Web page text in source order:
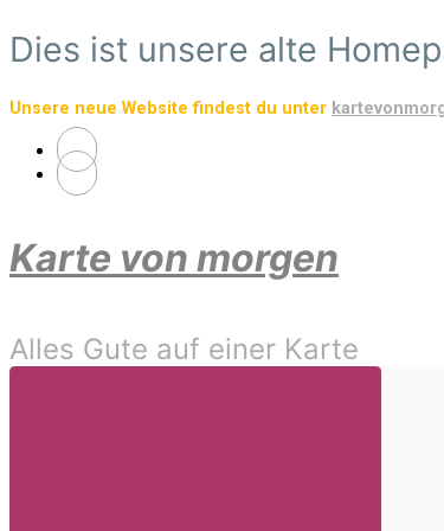
Zum
Hauptinhalt
Dies ist unsere alte
Unsere neue Website findest du unter
Karte von morgen
Alles Gute auf einer Karte